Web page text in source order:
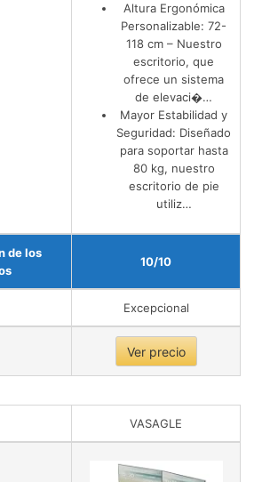
Altura Ergonómica
Personalizable: 72-
118 cm – Nuestro
escritorio, que
ofrece un sistema
de elevaci�…
Mayor Estabilidad y
Seguridad: Diseñado
para soportar hasta
80 kg, nuestro
escritorio de pie
utiliz…
de los
10/10
Excepcional
Ver precio
VASAGLE